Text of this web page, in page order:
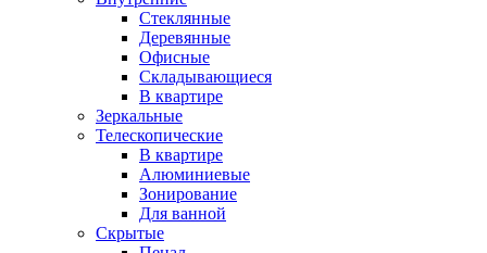
Стеклянные
Деревянные
Офисные
Складывающиеся
В квартире
Зеркальные
Телескопические
В квартире
Алюминиевые
Зонирование
Для ванной
Скрытые